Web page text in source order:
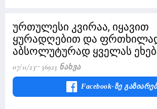
ურთულესი კვირაა, იყავით
ყურადღებით და
აბსოლუტურად ყველას
07/11/23 36923 Ნახვა
Facebook-Ზე